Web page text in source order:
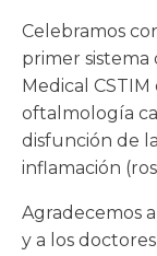
Celebramos
primer
Medical
oftalmología
disfunción de
inflamación
Agradecemos
y a los